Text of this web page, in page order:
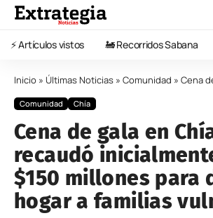
⚡️ Artículos vistos 🚂 Recorridos Sabana
Inicio » Últimas Noticias » Comunidad » Cena de gala en Chía
Comunidad Chía
Cena de gala en
recaudó
$150 millones para
hogar a familias